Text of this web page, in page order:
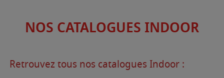
NOS CATALOGUES INDOOR
Retrouvez tous nos catalogues Indoor :